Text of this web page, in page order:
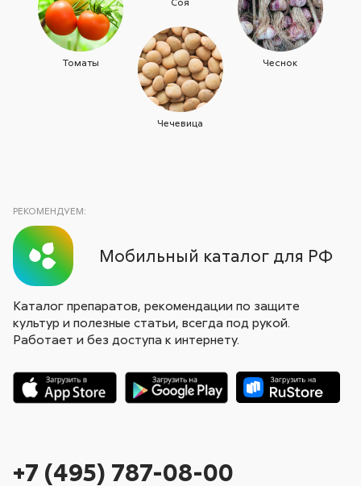
Томаты Чеснок
Чечевица
РЕКОМЕНДУЕМ:
Мобильный каталог для РФ
Каталог препаратов, рекомендации по защите
культур и полезные статьи, всегда под рукой.
Работает и без доступа к интернету.
+7 (495) 787-08-00